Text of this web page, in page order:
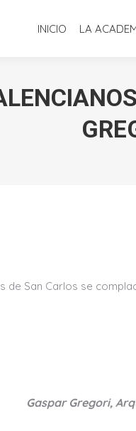
INICIO LA
de San Carlos se
Gaspar Gregori,